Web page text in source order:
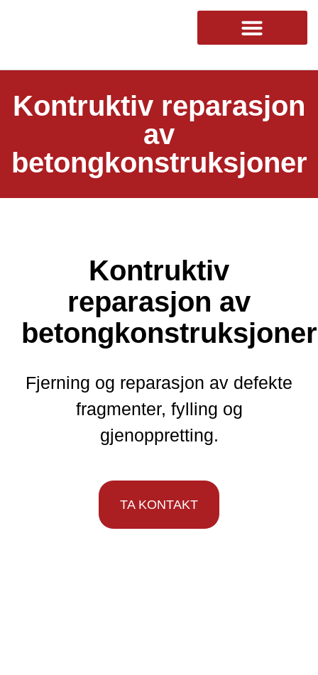
Kontruktiv reparasjon
av
betongkonstruksjoner
Kontruktiv
reparasjon av
betongkonstruksjoner
Fjerning og reparasjon av defekte
fragmenter, fylling og
gjenoppretting.
TA KONTAKT